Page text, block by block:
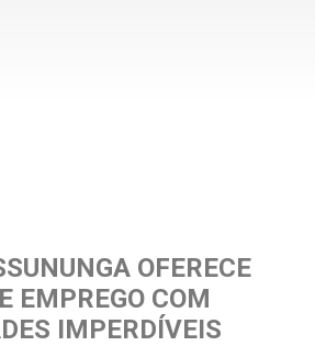
OFERECE
EMPREGO COM
IMPERDÍVEIS